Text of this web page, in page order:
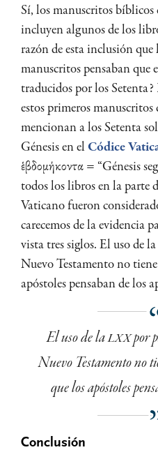
Sí, los manuscritos
incluyen algunos de los
razón de esta inclusión que
manuscritos pensaban que
traducidos por los Setenta?
estos primeros
mencionan a los Setenta
Génesis en elCódice
ἑβδομήκοντα = “Génesis
todos los libros en la parte
Vaticano fueron
carecemos de la evidencia
vista tres siglos. El uso de la
Nuevo Testamento no
apóstoles pensaban de los
El uso de laLXXpor
Nuevo Testamento no
que los apóstoles
Conclusión